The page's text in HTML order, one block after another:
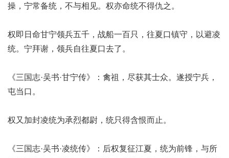
操，宁常备统，不与相见。权亦命统不得仇之。
权即日命甘宁领兵五千，战船一百只，往夏口镇守，以避凌
统。宁拜谢，领兵自往夏口去了。
《三国志·吴书·甘宁传》：禽祖，尽获其士众。遂授宁兵，
屯当口。
权又加封凌统为承烈都尉，统只得含恨而止。
《三国志·吴书·凌统传》：后权复征江夏，统为前锋，与所